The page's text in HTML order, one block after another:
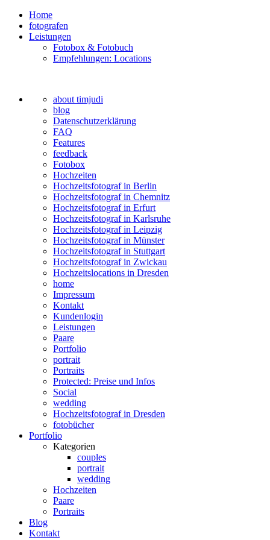
Home
fotografen
Leistungen
Fotobox & Fotobuch
Empfehlungen: Locations
about timjudi
blog
Datenschutzerklärung
FAQ
Features
feedback
Fotobox
Hochzeiten
Hochzeitsfotograf in Berlin
Hochzeitsfotograf in Chemnitz
Hochzeitsfotograf in Erfurt
Hochzeitsfotograf in Karlsruhe
Hochzeitsfotograf in Leipzig
Hochzeitsfotograf in Münster
Hochzeitsfotograf in Stuttgart
Hochzeitsfotograf in Zwickau
Hochzeitslocations in Dresden
home
Impressum
Kontakt
Kundenlogin
Leistungen
Paare
Portfolio
portrait
Portraits
Protected: Preise und Infos
Social
wedding
Hochzeitsfotograf in Dresden
fotobücher
Portfolio
Kategorien
couples
portrait
wedding
Hochzeiten
Paare
Portraits
Blog
Kontakt